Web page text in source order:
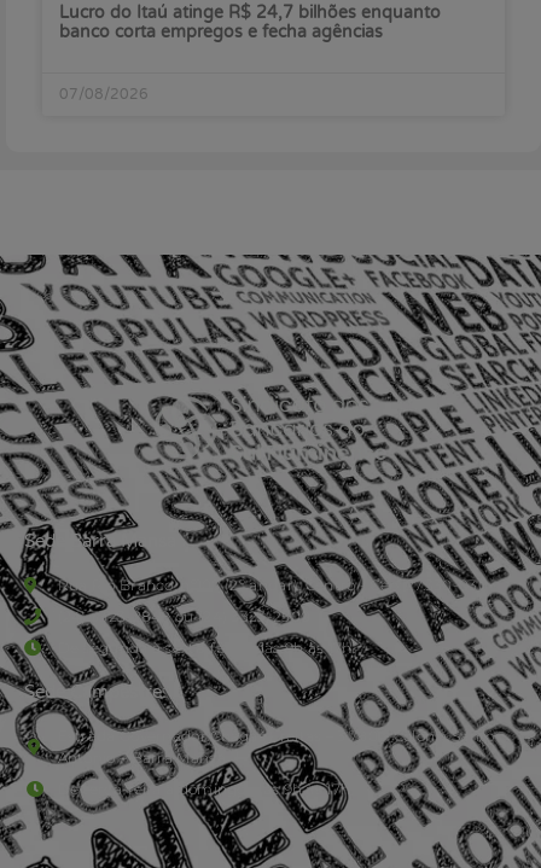
Lucro do Itaú atinge R$ 24,7 bilhões enquanto
banco corta empregos e fecha agências
07/08/2026
Sede Barra Mansa
Rua Rio Branco, nº107 (2º andar), Centro - Cep: 27.330-030
(24) 3323-2848 ou (24) 3323-2500
De segunda à sexta-feira , das 9h às 17h.
Sede Campestre:
Estrada Governador Chagas Freitas – 3.780 – Colônia Santo
Antônio – Barra Mansa
De terça-feira a domingo, das 9h às 17h